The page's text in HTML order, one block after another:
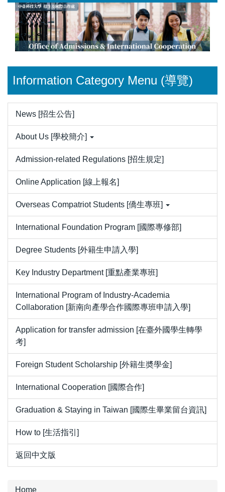
Jump
the
main
block
Information Category Menu (導覽)
News [招生公告]
About Us [學校簡介]
Admission-related Regulations [招生規定]
Online Application [線上報名]
Overseas Compatriot Students [僑生專班]
International Foundation Program [國際專修部]
Degree Students [外籍生申請入學]
Key Industry Department [重點產業專班]
International Program of Industry-Academia
Collaboration [新南向產學合作國際專班申請入學]
Application for transfer admission [在臺外國學生轉學
考]
Foreign Student Scholarship [外籍生奬學金]
International Cooperation [國際合作]
Graduation & Staying in Taiwan [國際生畢業留台資訊]
How to [生活指引]
返回中文版
Home